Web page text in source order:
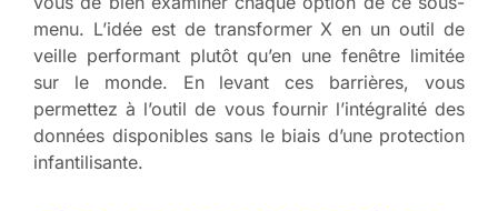
menu. L’idée est de transformer X en un outil de
veille performant plutôt qu’en une fenêtre limitée
sur le monde. En levant ces barrières, vous
permettez à l’outil de vous fournir l’intégralité des
données disponibles sans le biais d’une protection
infantilisante.